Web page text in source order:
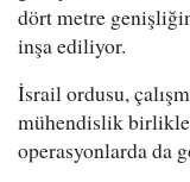
dört metre
inşa ediliyor.
İsrail ordusu,
mühendislik
operasyonlarda da